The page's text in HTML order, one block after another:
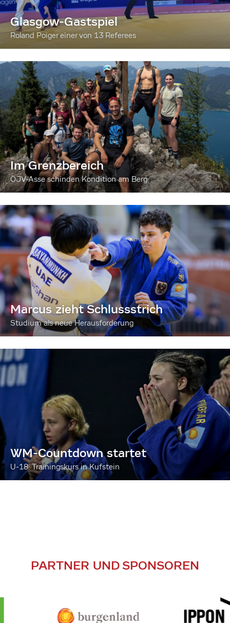
Glasgow-Gastspiel
Roland Poiger einer von 13 Referees
Im Grenzbereich
ÖJV-Asse schinden Kondition am Berg
Marcus zieht Schlussstrich
Studium als neue Herausforderung
WM-Countdown startet
U-18: Trainingskurs in Kufstein
PARTNER UND SPONSOREN